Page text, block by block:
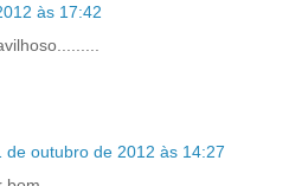
às 17:42
de outubro de 2012 às 14:27